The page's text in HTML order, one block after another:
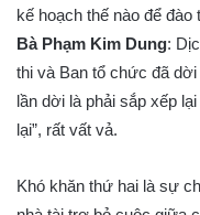
kế hoạch thế nào để
Bà Phạm Kim Dung:
thi và Ban tổ chức đã
lần dời là phải sắp xếp
lại”, rất vất vả.
Khó khăn thứ hai là sự